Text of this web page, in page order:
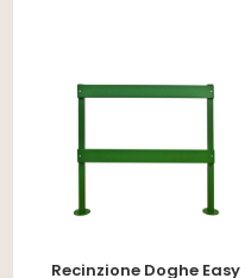
Recinzione Doghe Easy